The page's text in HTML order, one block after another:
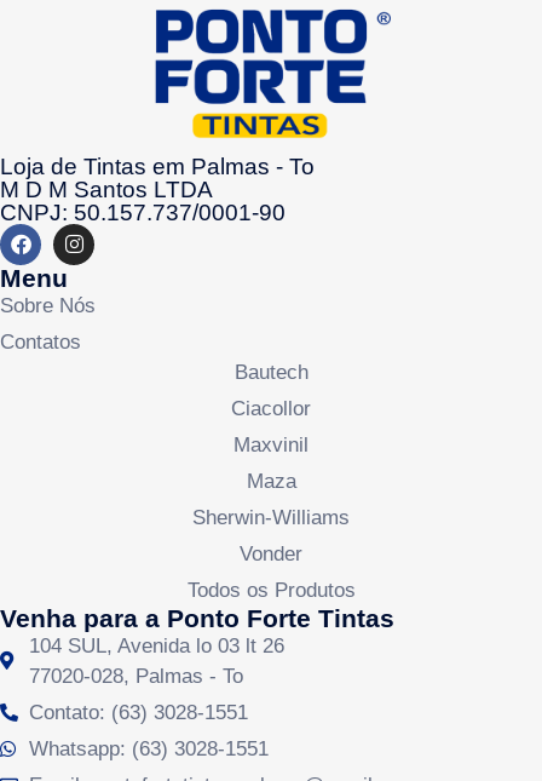
Loja de Tintas em Palmas - To
M D M Santos LTDA
CNPJ: 50.157.737/0001-90
Menu
Sobre Nós
Contatos
Bautech
Ciacollor
Maxvinil
Maza
Sherwin-Williams
Vonder
Todos os Produtos
Venha para a Ponto Forte Tintas
104 SUL, Avenida lo 03 lt 26
77020-028, Palmas - To
Contato: (63) 3028-1551
Whatsapp: (63) 3028-1551